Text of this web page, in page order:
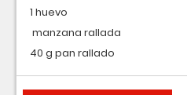
1 huevo
manzana rallada
40 g pan rallado